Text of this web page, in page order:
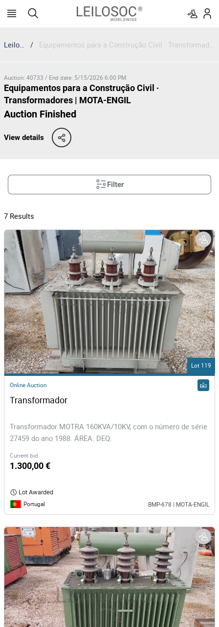
Leilosoc / Equipamentos para a Construção Civil · Transformadores | MOTA-ENGIL
Auction: 40733 / End date: 5/15/2026 6:00 PM
Equipamentos para a Construção Civil ·
Transformadores | MOTA-ENGIL
Auction Finished
View details
Filter
7 Results
Lot 119
Online Auction
Transformador MOTRA 160KVA/10KV, com o número de série
27459 do ano 1988. ÁREA: DEQ.
Current bid
1.300,00 €
Lot Awarded
Portugal BMP-678 | MOTA-ENGIL